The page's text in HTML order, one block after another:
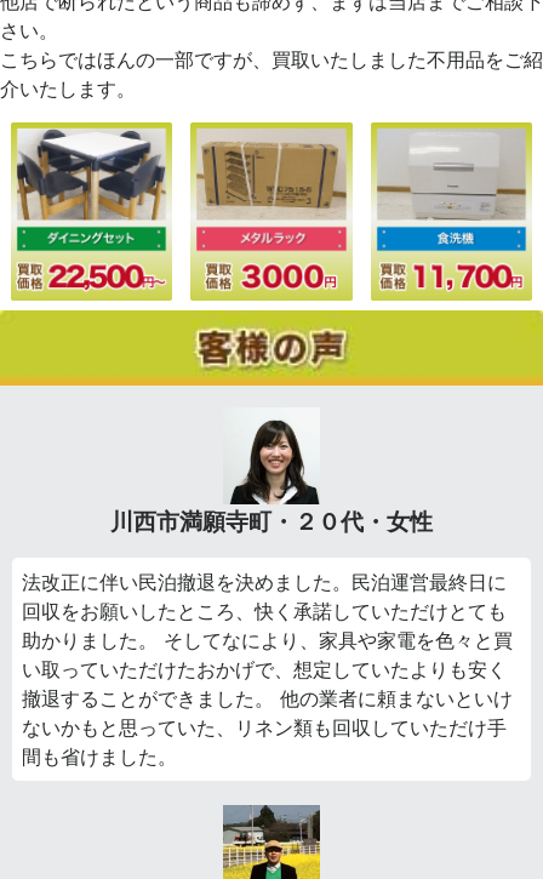
さい。
こちらではほんの一部ですが、買取いたしました不用品をご紹
介いたします。
川西市満願寺町・２０代・女性
法改正に伴い民泊撤退を決めました。民泊運営最終日に
回収をお願いしたところ、快く承諾していただけとても
助かりました。 そしてなにより、家具や家電を色々と買
い取っていただけたおかげで、想定していたよりも安く
撤退することができました。 他の業者に頼まないといけ
ないかもと思っていた、リネン類も回収していただけ手
間も省けました。